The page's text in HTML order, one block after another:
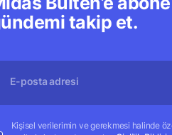
takip et.
Kişisel verilerimin ve gerekmesi halinde